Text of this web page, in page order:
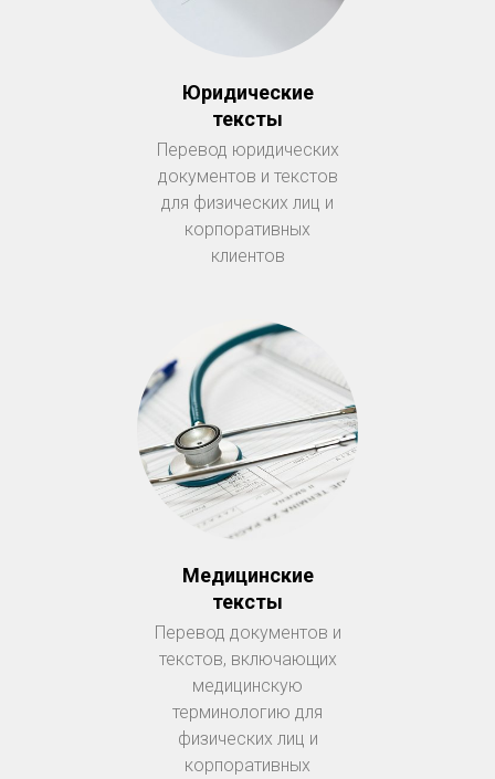
Юридические
тексты
Перевод юридических
документов и текстов
для физических лиц и
корпоративных
клиентов
Медицинские
тексты
Перевод документов и
текстов, включающих
медицинскую
терминологию для
физических лиц и
корпоративных